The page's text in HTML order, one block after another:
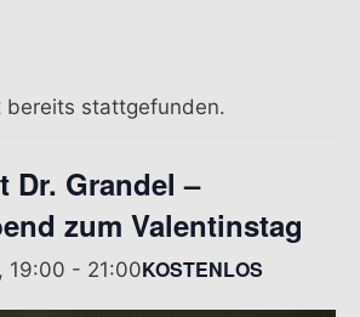
bereits stattgefunden.
Dr. Grandel –
zum Valentinstag
19:00 - 21:00KOSTENLOS